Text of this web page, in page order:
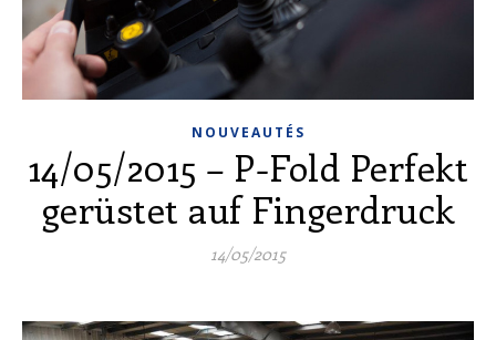
NOUVEAUTÉS
14/05/2015 – P-Fold Perfekt
gerüstet auf Fingerdruck
14/05/2015